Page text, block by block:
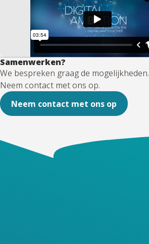
Samenwerken?
We bespreken graag de mogelijkheden.
Neem contact met ons op.
Neem contact met ons op